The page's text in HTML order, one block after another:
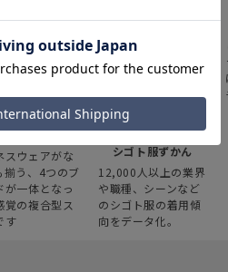
ツスクエア
スウェアがな
揃う、4つのブ
が一体となっ
覚の複合型ス
す
みんなの
シゴト服ずかん
12,000人以上の業界
や職種、シーンなど
のシゴト服の着用傾
向をデータ化。